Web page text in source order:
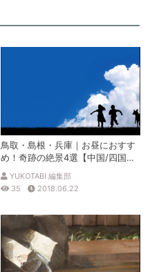
鳥取・島根・兵庫｜お昼におすす
め！奇跡の絶景4選【中国/四国版
2018年8・9月号】
YUKOTABI 編集部
35
2018.06.22